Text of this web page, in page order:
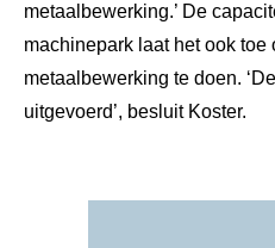
metaalbewerking.’ De
machinepark laat het ook
metaalbewerking te doen.
uitgevoerd’, besluit Koster.